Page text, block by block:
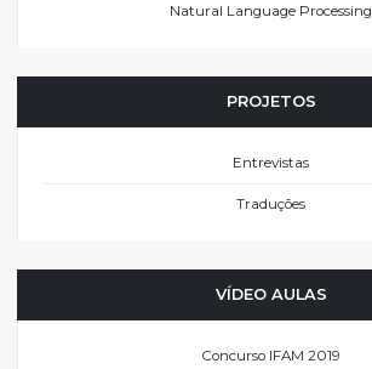
Natural Language Processing
PROJETOS
Entrevistas
Traduções
VÍDEO AULAS
Concurso IFAM 2019